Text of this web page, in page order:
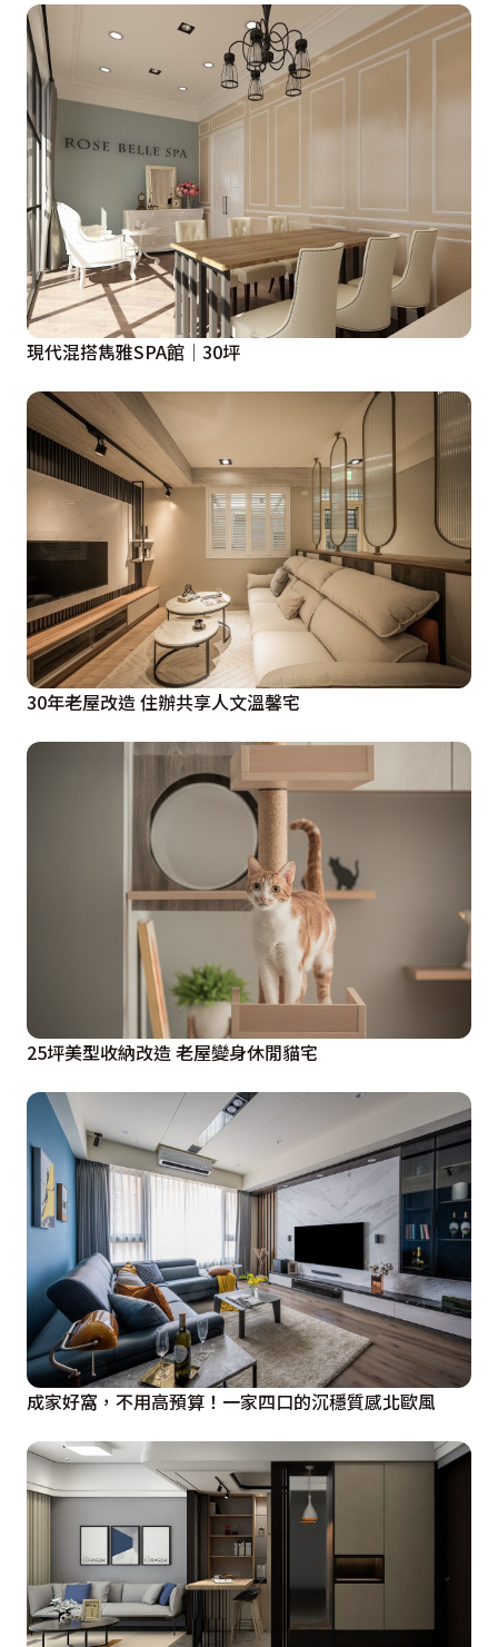
現代混搭雋雅SPA館│30坪
30年老屋改造 住辦共享人文溫馨宅
25坪美型收納改造 老屋變身休閒貓宅
成家好窩，不用高預算！一家四口的沉穩質感北歐風